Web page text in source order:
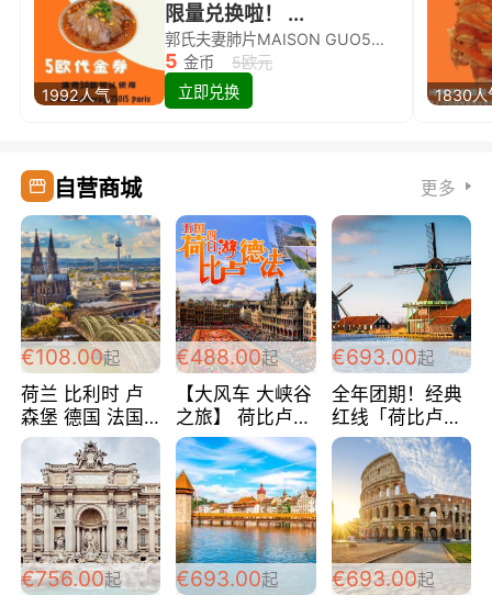
1992人气
限量兑换啦！ ...
郭氏夫妻肺片MAISON GUO5欧代金券限量兑换啦！
5 金币
5欧元
立即兑换
1830人
自营商城 更多
€108.00起
荷兰 比利时 卢
森堡 德国 法国
超爽玩遍西欧 循
环线 全程四星宾
馆 108欧/人/天
€488.00起
【大风车 大峡谷
之旅】 荷比卢德
法 巴黎上下 经
典五国四日游
488欧/人
€693.00起
全年团期！经典
红线「荷比卢德
法」七天循环 五
国 仅售99欧/人/
天！巴黎上下！
包拼房~
€756.00起 €693.00起 €693.00起